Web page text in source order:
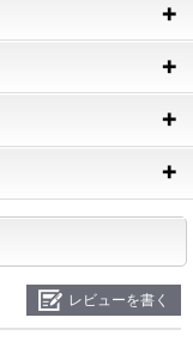
レビューを書く